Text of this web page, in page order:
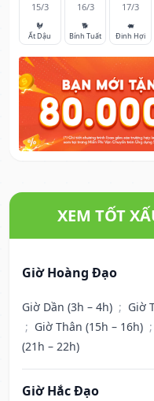
15/3
🐓
Ất Dậu
16/3
🐕
Bính Tuất
17/3
🐖
Đinh Hợi
XEM TỐT
Giờ Hoàng Đạo
Giờ Dần (3h – 4h) ; Giờ
; Giờ Thân (15h – 16h) ;
(21h – 22h)
Giờ Hắc Đạo